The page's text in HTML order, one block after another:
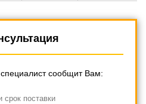
сообщит Вам:
срок поставки